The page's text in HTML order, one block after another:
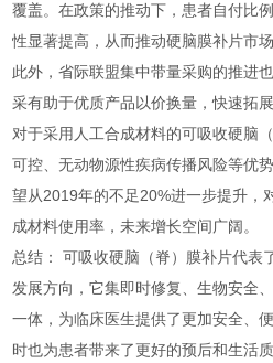
覆盖。在政策的推动下，患者自付比
性显著提高，从而推动硬脑膜补片市场
此外，省际联盟集中带量采购的推进
采有助于优质产品以价换量，快速拓
对于采用人工合成材料的可吸收硬脑
可控、无动物源性疾病传播风险等优
望从2019年的不足20%进一步提升，
成材料使用率，未来增长空间广阔。
总结： 可吸收硬脑（脊）膜补片代表
发展方向，它集即时修复、生物安全
一体，为临床医生提供了更加安全、
时也为患者带来了更好的预后和生活